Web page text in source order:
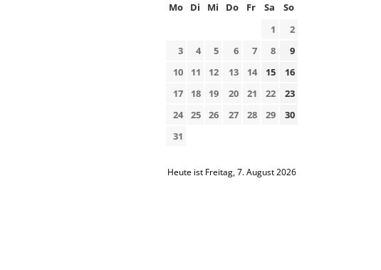
Mo Di Mi Do Fr Sa
So
1
2
3
4 5 6 7 8
9
10
11 12 13 14 15
16
17
18 19 20 21 22
23
24
25 26 27 28 29
30
31
Heute ist Freitag, 7. August 2026